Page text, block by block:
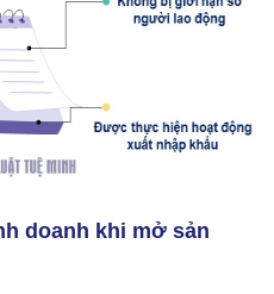
doanh khi mở sản